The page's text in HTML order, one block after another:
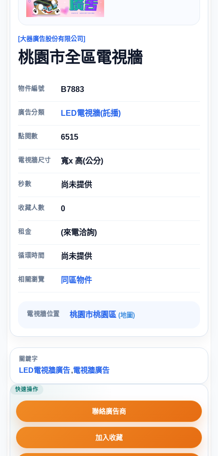
[大器廣告股份有限公司]
桃園市全區電視牆
物件編號 B7883
廣告分類 LED電視牆(託播)
點閱數 6515
電視牆尺寸 寬x 高(公分)
秒數 尚未提供
收藏人數 0
租金 (來電洽詢)
循環時間 尚未提供
相關瀏覽 同區物件
電視牆位置 桃園市桃園區 (地圖)
關鍵字
LED電視牆廣告,電視牆廣告
快速操作
聯絡廣告商
加入收藏